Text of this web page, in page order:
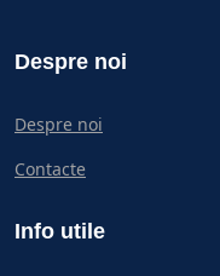
Despre noi
Despre noi
Contacte
Info utile